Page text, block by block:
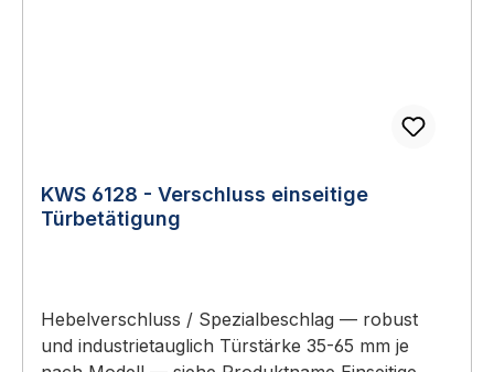
KWS 6128 - Verschluss einseitige
Türbetätigung
Hebelverschluss / Spezialbeschlag — robust
und industrietauglich Türstärke 35-65 mm je